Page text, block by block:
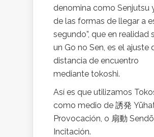
denomina como Senjutsu
de las formas de llegar a
segundo”, que en realidad
un Go no Sen, es el ajuste
distancia de encuentro
mediante tokoshi.
Así es que utilizamos
como medio de 誘発
Provocación, o 扇動 Sendō
Incitación.